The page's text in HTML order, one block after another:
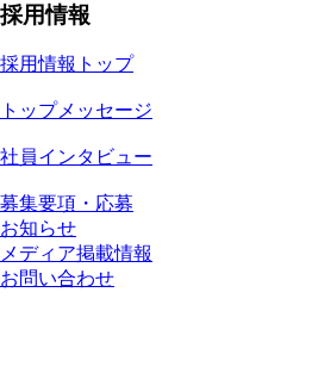
採用情報
採用情報トップ
トップメッセージ
社員インタビュー
募集要項・応募
お知らせ
メディア掲載情報
お問い合わせ